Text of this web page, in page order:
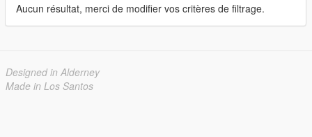
Aucun résultat, merci de modifier vos critères de filtrage.
Designed in Alderney
Made in Los Santos